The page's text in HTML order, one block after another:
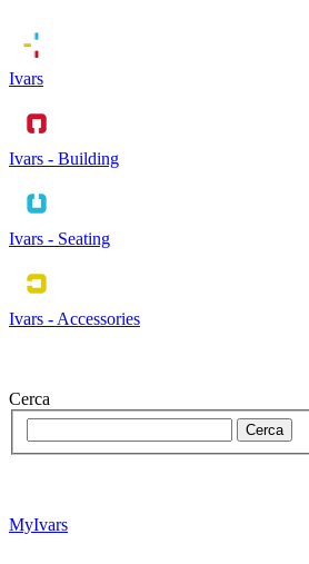
Ivars
Ivars - Building
Ivars - Seating
Ivars - Accessories
Cerca
MyIvars